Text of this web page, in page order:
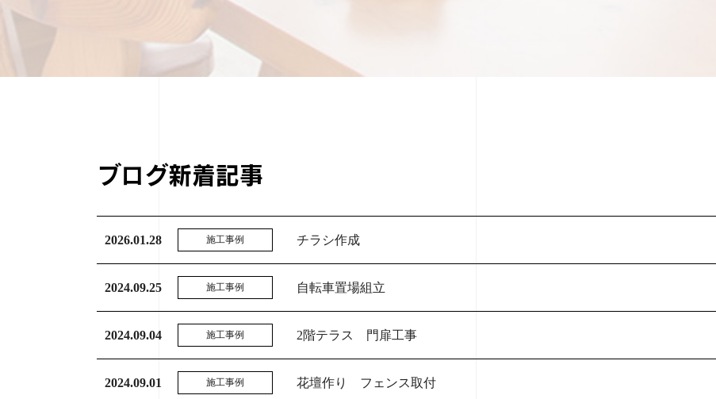
ブログ新着記事
2026.01.28 施工事例 チラシ作成
2024.09.25 施工事例 自転車置場組立
2024.09.04 施工事例 2階テラス 門扉工事
2024.09.01 施工事例 花壇作り フェンス取付